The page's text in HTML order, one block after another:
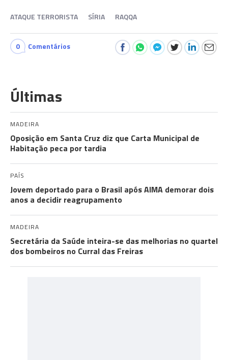
ATAQUE TERRORISTA SÍRIA RAQQA
0 Comentários
Últimas
MADEIRA
Oposição em Santa Cruz diz que Carta Municipal de
Habitação peca por tardia
PAÍS
Jovem deportado para o Brasil após AIMA demorar dois
anos a decidir reagrupamento
MADEIRA
Secretária da Saúde inteira-se das melhorias no quartel
dos bombeiros no Curral das Freiras